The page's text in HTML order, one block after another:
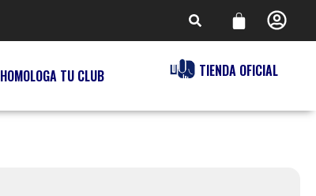
HOMOLOGA TU CLUB TIENDA OFICIAL